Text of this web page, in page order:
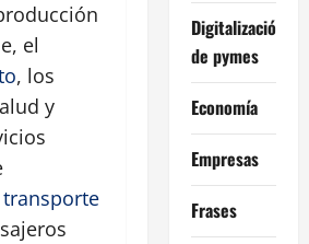
el
, los
y
transporte
Digitalización
de pymes
Economía
Empresas
Frases